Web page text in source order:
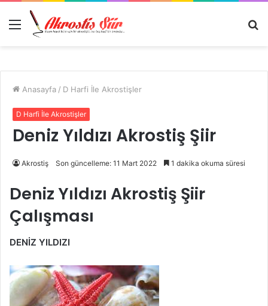
Menü
Anasayfa / D Harfi İle Akrostişler
D Harfi İle Akrostişler
Deniz Yıldızı Akrostiş Şiir
Akrostiş Son güncelleme: 11 Mart 2022 1 dakika okuma süresi
Deniz Yıldızı Akrostiş Şiir
Çalışması
DENİZ YILDIZI